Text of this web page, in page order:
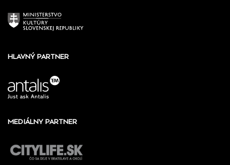
HLAVNÝ PARTNER
MEDIÁLNY PARTNER